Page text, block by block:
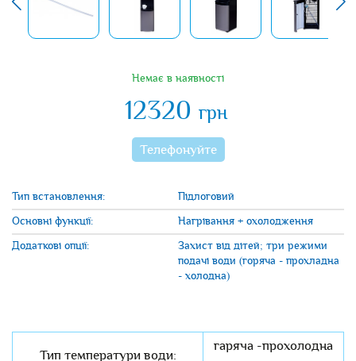
Немає в наявності
12320 грн
Телефонуйте
Тип встановлення:
Підлоговий
Основні функції:
Нагрівання + охолодження
Додаткові опції:
Захист від дітей; три режими
подачі води (горяча - прохладна
- холодна)
Тип температури води:
гаряча -прохолодна